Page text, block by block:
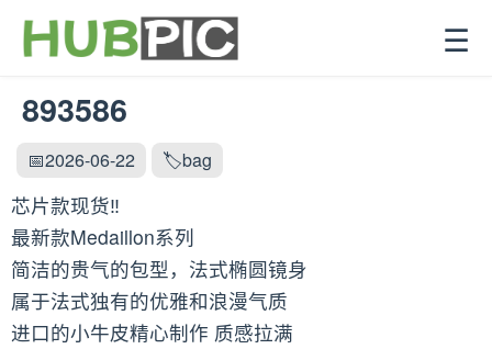
☰
893586
📅2026-06-22 🏷️bag
芯片款现货‼️
最新款Medaillon系列
简洁的贵气的包型，法式椭圆镜身
属于法式独有的优雅和浪漫气质
进口的小牛皮精心制作 质感拉满